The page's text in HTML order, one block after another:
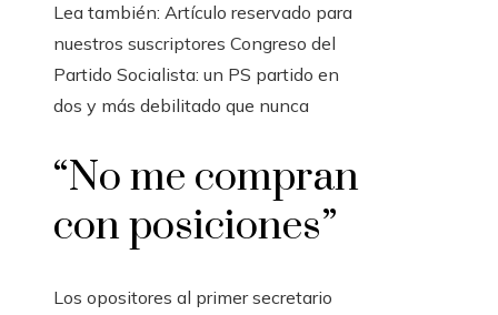
Lea también: Artículo reservado para
nuestros suscriptores Congreso del
Partido Socialista: un PS partido en
dos y más debilitado que nunca
“No me compran
con posiciones”
Los opositores al primer secretario